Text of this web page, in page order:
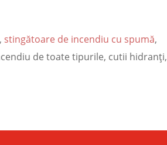
, stingătoare de incendiu cu spumă,
de toate tipurile, cutii hidranţi,